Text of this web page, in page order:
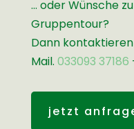
… oder Wünsche
Gruppentour?
Dann
Mail. 033093 37186
jetzt